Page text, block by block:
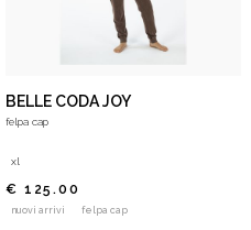
BELLE CODA JOY
felpa cap
xl
€ 125.00
nuovi arrivi felpa cap